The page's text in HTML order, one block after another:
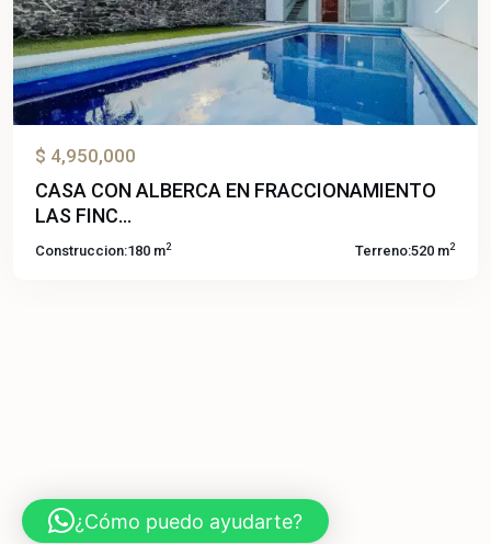
Previous Next
$ 4,950,000
CASA CON ALBERCA EN FRACCIONAMIENTO
LAS FINC...
Construccion:180 m2 Terreno:520 m2
¿Cómo puedo ayudarte?